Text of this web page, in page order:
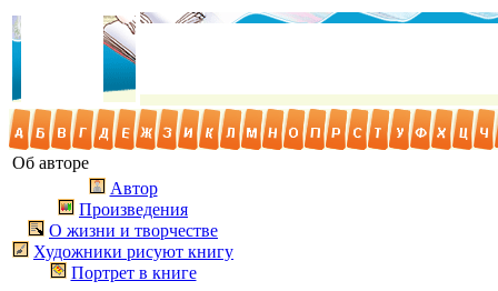
Об авторе
Автор
Произведения
О жизни и творчестве
Художники рисуют книгу
Портрет в книге